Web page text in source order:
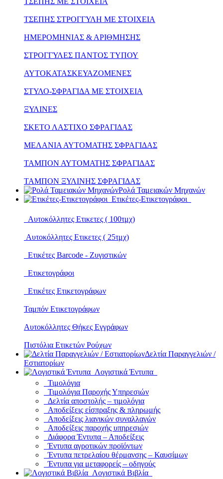
ΤΣΕΠΗΣ ΣΤΡΟΓΓΥΛΗ ΜΕ ΣΤΟΙΧΕΙΑ
ΗΜΕΡΟΜΗΝΙΑΣ & ΑΡΙΘΜΗΣΗΣ
ΣΤΡΟΓΓΥΛΕΣ ΠΑΝΤΟΣ ΤΥΠΟΥ
ΑΥΤΟΚΑΤΑΣΚΕΥΑΖΟΜΕΝΕΣ
ΣΤΥΛΟ-ΣΦΡΑΓΙΔΑ ΜΕ ΣΤΟΙΧΕΙΑ
ΞΥΛΙΝΕΣ
ΣΚΕΤΟ ΛΑΣΤΙΧΟ ΣΦΡΑΓΙΔΑΣ
ΜΕΛΑΝΙΑ ΑΥΤΟΜΑΤΗΣ ΣΦΡΑΓΙΔΑΣ
ΤΑΜΠΟΝ ΑΥΤΟΜΑΤΗΣ ΣΦΡΑΓΙΔΑΣ
ΤΑΜΠΟΝ ΞΥΛΙΝΗΣ ΣΦΡΑΓΙΔΑΣ
Ρολά Ταμειακών Μηχανών
Ετικέτες-Ετικετογράφοι
Αυτοκόλλητες Ετικετες ( 100τμχ)
Αυτοκόλλητες Ετικετες ( 25τμχ)
Ετικέτες Barcode - Ζυγιστικών
Ετικετογράφοι
Ετικέτες Ετικετογράφων
Ταμπόν Ετικετογράφων
Αυτοκόλλητες Θήκες Εγγράφων
Πιστόλια Ετικετών Ρούχων
Δελτία Παραγγελιών /
Εστιατορίων
Λογιστικά Έντυπα
Τιμολόγια
Τιμολόγια Παροχής Υπηρεσιών
Δελτία αποστολής – τιμολόγια
Αποδείξεις είσπραξης & πληρωμής
Αποδείξεις λιανικών συναλλαγών
Αποδείξεις παροχής υπηρεσιών
Διάφορα Έντυπα – Αποδείξεις
Έντυπα αγροτικών προϊόντων
Έντυπα πετρελαίου θέρμανσης – Καυσίμων
Έντυπα για μεταφορείς – οδηγούς
Λογιστικά Βιβλία